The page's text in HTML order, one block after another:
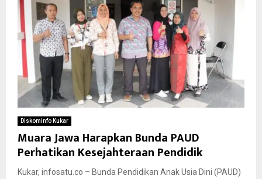
Diskominfo Kukar
Muara Jawa Harapkan Bunda PAUD
Perhatikan Kesejahteraan Pendidik
Kukar, infosatu.co – Bunda Pendidikan Anak Usia Dini (PAUD)